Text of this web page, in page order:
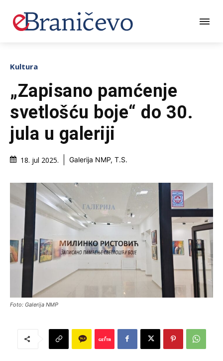
Kultura
„Zapisano pamćenje
svetlošću boje“ do 30.
jula u galeriji
18. jul 2025. Galerija NMP, T.S.
Foto: Galerija NMP